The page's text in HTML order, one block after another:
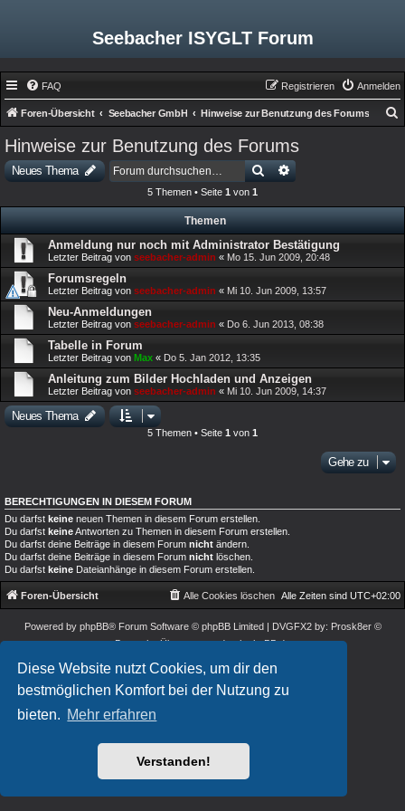
Diese Website nutzt Cookies, um dir den
bestmöglichen Komfort bei der Nutzung zu
bieten. Mehr erfahren
Verstanden!
Seebacher ISYGLT Forum
FAQ Anmelden
Registrieren
Foren-Übersicht Seebacher GmbH Hinweise zur Benutzung des Forums
Hinweise zur Benutzung des Forums
Neues Thema Suche
5 Themen • Seite 1 von 1
Themen
Anmeldung nur noch mit Administrator Bestätigung
Letzter Beitrag von seebacher-admin « Mo 15. Jun 2009, 20:48
Forumsregeln
Letzter Beitrag von seebacher-admin « Mi 10. Jun 2009, 13:57
Neu-Anmeldungen
Letzter Beitrag von seebacher-admin « Do 6. Jun 2013, 08:38
Tabelle in Forum
Letzter Beitrag von Max « Do 5. Jan 2012, 13:35
Anleitung zum Bilder Hochladen und Anzeigen
Letzter Beitrag von seebacher-admin « Mi 10. Jun 2009, 14:37
Neues Thema
5 Themen • Seite 1 von 1
Gehe zu
BERECHTIGUNGEN IN DIESEM FORUM
Du darfst keine neuen Themen in diesem Forum erstellen.
Du darfst keineAntworten zu Themen in diesem Forum erstellen.
Du darfst deine Beiträge in diesem Forum nicht ändern.
Du darfst deine Beiträge in diesem Forum nicht löschen.
Du darfst keine Dateianhänge in diesem Forum erstellen.
Foren-Übersicht Alle Zeiten sind UTC+02:00
Alle Cookies löschen
Powered by phpBB® Forum Software © phpBB Limited| DVGFX2 by: Prosk8er©
Deutsche Übersetzung durchphpBB.de
Datenschutz |Nutzungsbedingungen